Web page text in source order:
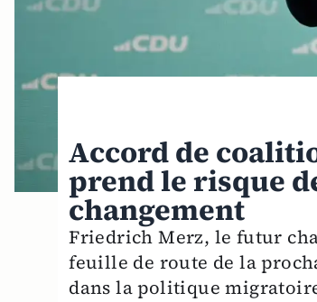
Accord de
prend le risque
changement
Friedrich Merz, le futur
feuille de route de la
dans la politique